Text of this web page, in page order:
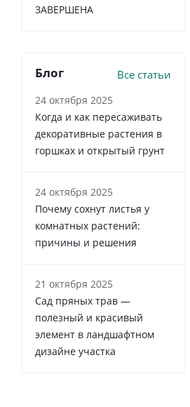
ЗАВЕРШЕНА
Блог Все статьи
24 октября 2025
Когда и как пересаживать
декоративные растения в
горшках и открытый грунт
24 октября 2025
Почему сохнут листья у
комнатных растений:
причины и решения
21 октября 2025
Сад пряных трав —
полезный и красивый
элемент в ландшафтном
дизайне участка